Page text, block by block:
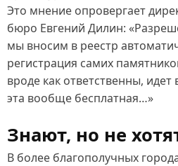
Это мнение опровергает
бюро Евгений Дилин:
мы вносим в реестр
регистрация самих
вроде как ответственны, идет
эта вообще бесплатная…»
Знают, но не
В более благополучных